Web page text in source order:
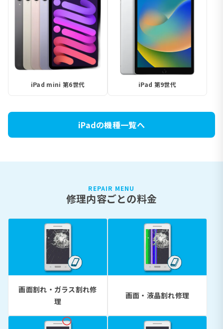
iPad mini 第6世代 iPad 第9世代
iPadの機種一覧へ
REPAIR MENU
修理内容ごとの料金
画面割れ・ガラス割れ修
理
画面・液晶割れ修理